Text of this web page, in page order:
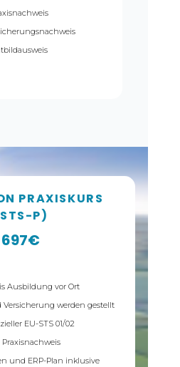
PRAXISKURS
P)
697€
Ausbildung vor Ort
werden gestellt
EU-STS 01/02
Praxisnachweis
und ERP-Plan inklusive